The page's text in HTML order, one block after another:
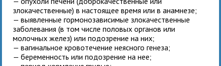
злокачественные) в настоящее время или в анамнезе;
— выявленные гормонозависимые злокачественные
заболевания (в том числе половых органов или
молочных желез) или подозрение на них;
— вагинальное кровотечение неясного генеза;
— беременность или подозрение на нее;